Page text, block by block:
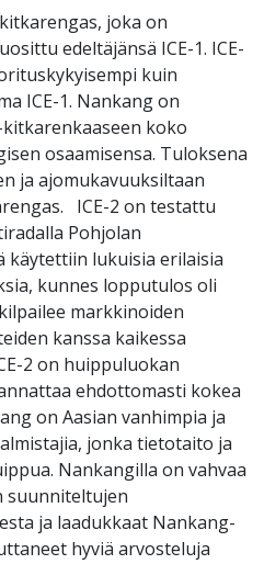
joka on
edeltäjänsä ICE-1. ICE-
kuin
ICE-1. Nankang on
koko
osaamisensa. Tuloksena
ja ajomukavuuksiltaan
ICE-2 on testattu
Pohjolan
käytettiin lukuisia erilaisia
kunnes lopputulos oli
markkinoiden
kanssa kaikessa
2 on huippuluokan
ehdottomasti kokea
on Aasian vanhimpia ja
jonka tietotaito ja
Nankangilla on vahvaa
suunniteltujen
ja laadukkaat Nankang-
hyviä arvosteluja